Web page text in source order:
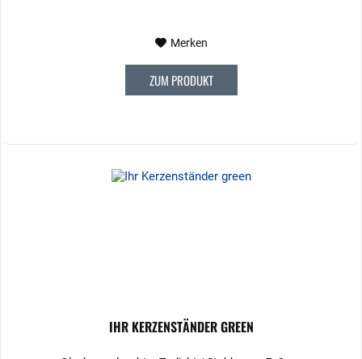
Merken
ZUM PRODUKT
IHR KERZENSTÄNDER GREEN